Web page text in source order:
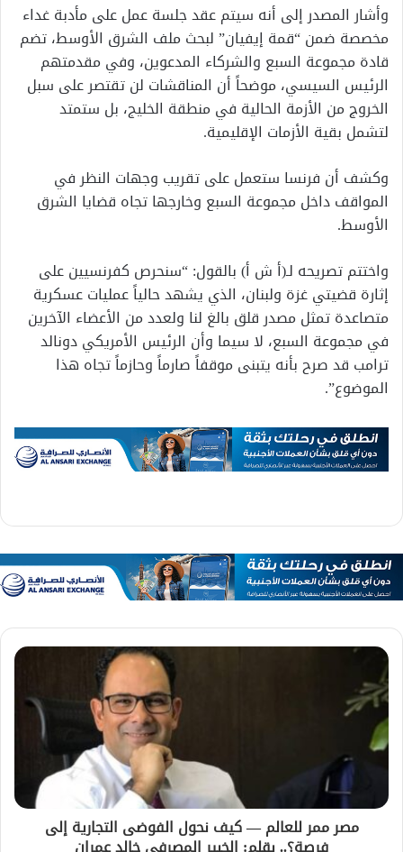
وأشار المصدر إلى أنه سيتم عقد جلسة عمل على مأدبة غداء
مخصصة ضمن “قمة إيفيان” لبحث ملف الشرق الأوسط، تضم
قادة مجموعة السبع والشركاء المدعوين، وفي مقدمتهم
الرئيس السيسي، موضحاً أن المناقشات لن تقتصر على سبل
الخروج من الأزمة الحالية في منطقة الخليج، بل ستمتد
لتشمل بقية الأزمات الإقليمية.
وكشف أن فرنسا ستعمل على تقريب وجهات النظر في
المواقف داخل مجموعة السبع وخارجها تجاه قضايا الشرق
الأوسط.
واختتم تصريحه لـ(أ ش أ) بالقول: “سنحرص كفرنسيين على
إثارة قضيتي غزة ولبنان، الذي يشهد حالياً عمليات عسكرية
متصاعدة تمثل مصدر قلق بالغ لنا ولعدد من الأعضاء الآخرين
في مجموعة السبع، لا سيما وأن الرئيس الأمريكي دونالد
ترامب قد صرح بأنه يتبنى موقفاً صارماً وحازماً تجاه هذا
الموضوع”.
مصر ممر للعالم — كيف نحول الفوضى التجارية إلى